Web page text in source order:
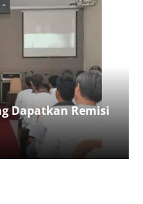
Dapatkan Remisi